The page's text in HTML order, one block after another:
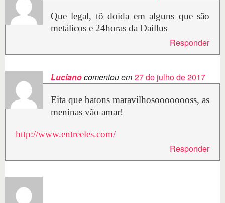
Que legal, tô doida em alguns que são
metálicos e 24horas da Daillus
Responder
Lucianocomentou em 27 de julho de 2017
Eita que batons maravilhosoooooooss, as
meninas vão amar!
http://www.entreeles.com/
Responder